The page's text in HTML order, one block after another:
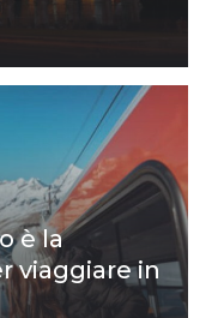
è la
viaggiare in